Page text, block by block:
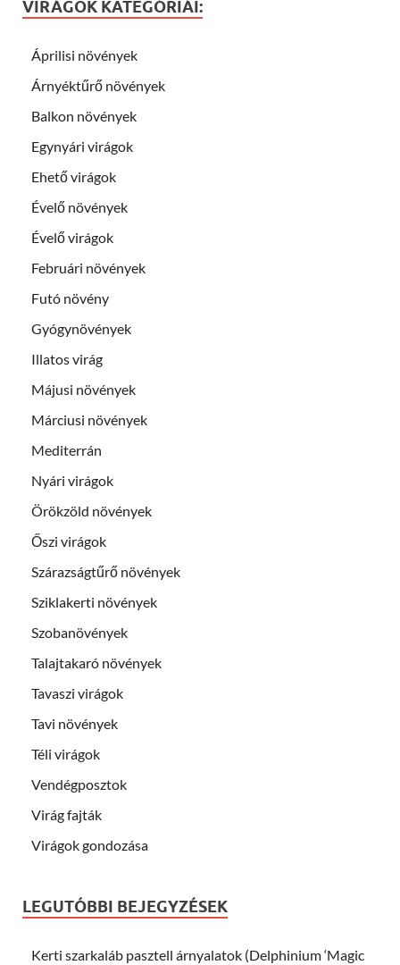
VIRÁGOK KATEGÓRIÁI:
Áprilisi növények
Árnyéktűrő növények
Balkon növények
Egynyári virágok
Ehető virágok
Évelő növények
Évelő virágok
Februári növények
Futó növény
Gyógynövények
Illatos virág
Májusi növények
Márciusi növények
Mediterrán
Nyári virágok
Örökzöld növények
Őszi virágok
Szárazságtűrő növények
Sziklakerti növények
Szobanövények
Talajtakaró növények
Tavaszi virágok
Tavi növények
Téli virágok
Vendégposztok
Virág fajták
Virágok gondozása
LEGUTÓBBI BEJEGYZÉSEK
Kerti szarkaláb pasztell árnyalatok (Delphinium ‘Magic